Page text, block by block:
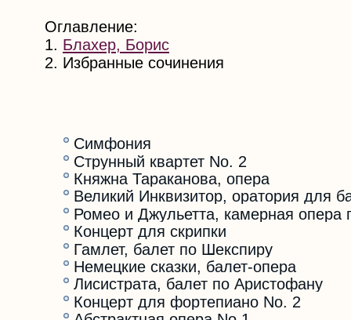
Оглавление:
1. Блахер, Борис
2. Избранные сочинения
Симфония
Струнный квартет No. 2
Княжна Тараканова, опера
Великий Инквизитор, оратория для
Ромео и Джульетта, камерная опера
Концерт для скрипки
Гамлет, балет по Шекспиру
Немецкие сказки, балет-опера
Лисистрата, балет по Аристофану
Концерт для фортепиано No. 2